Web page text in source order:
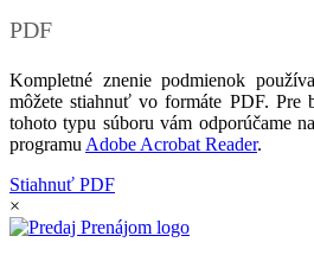
PDF
Kompletné znenie podmienok
môžete stiahnuť vo formáte PDF. Pre
tohoto typu súboru vám odporúčame
programu Adobe Acrobat Reader.
Stiahnuť PDF
×